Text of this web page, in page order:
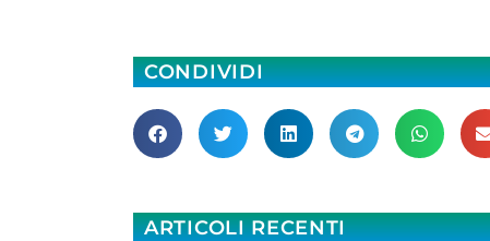
CONDIVIDI
ARTICOLI RECENTI